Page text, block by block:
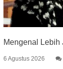
Mengenal Lebih
6 Agustus 2026